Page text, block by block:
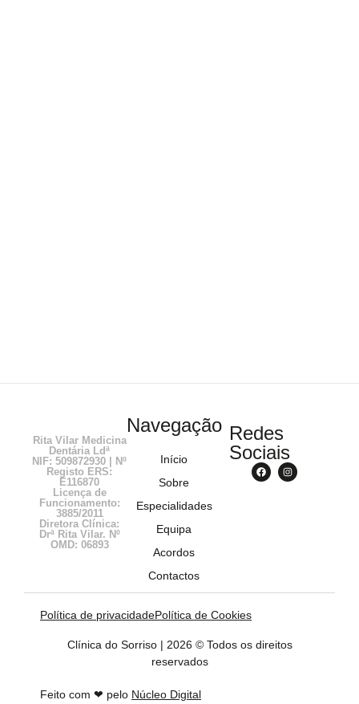
Rita Vilar Medicina
Dentária Ldª
NIF: 509872930 | Nº
Registo ERS:
E116870
Licença de
Funcionamento:
3885/2011
Diretora Clínica:
Drª Rita Vilar. Nº
OMD: 06893
Navegação
Início
Sobre
Especialidades
Equipa
Acordos
Contactos
Redes
Sociais
Clínica do Sorriso | 2026 © Todos os direitos
reservados
Política de privacidadePolítica de Cookies
Feito com ❤ pelo Núcleo Digital